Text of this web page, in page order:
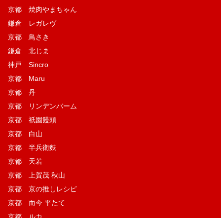
京都 焼肉やまちゃん
鎌倉 レガレヴ
京都 鳥さき
鎌倉 北じま
神戸 Sincro
京都 Maru
京都 丹
京都 リンデンバーム
京都 祇園饅頭
京都 白山
京都 半兵衛麩
京都 天若
京都 上賀茂 秋山
京都 京の推しレシピ
京都 而今 平たて
京都 ルカ